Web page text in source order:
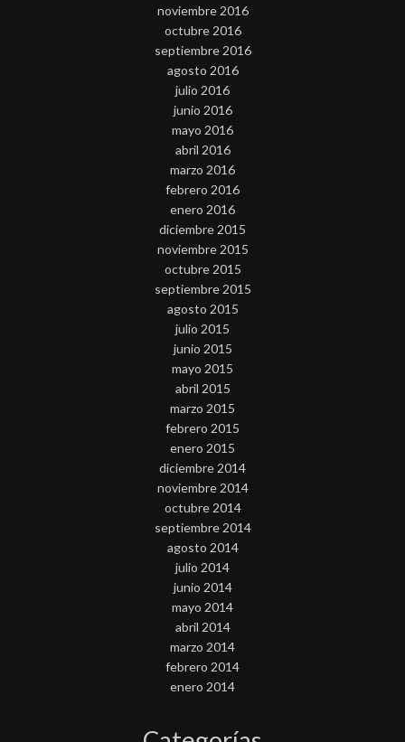
noviembre 2016
octubre 2016
septiembre 2016
agosto 2016
julio 2016
junio 2016
mayo 2016
abril 2016
marzo 2016
febrero 2016
enero 2016
diciembre 2015
noviembre 2015
octubre 2015
septiembre 2015
agosto 2015
julio 2015
junio 2015
mayo 2015
abril 2015
marzo 2015
febrero 2015
enero 2015
diciembre 2014
noviembre 2014
octubre 2014
septiembre 2014
agosto 2014
julio 2014
junio 2014
mayo 2014
abril 2014
marzo 2014
febrero 2014
enero 2014